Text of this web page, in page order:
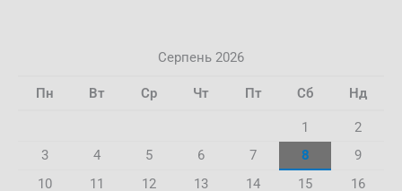
Серпень 2026
Пн Вт Ср Чт Пт Сб Нд
1
2
3
4 5 6 7 8
9
10
11 12 13 14 15
16